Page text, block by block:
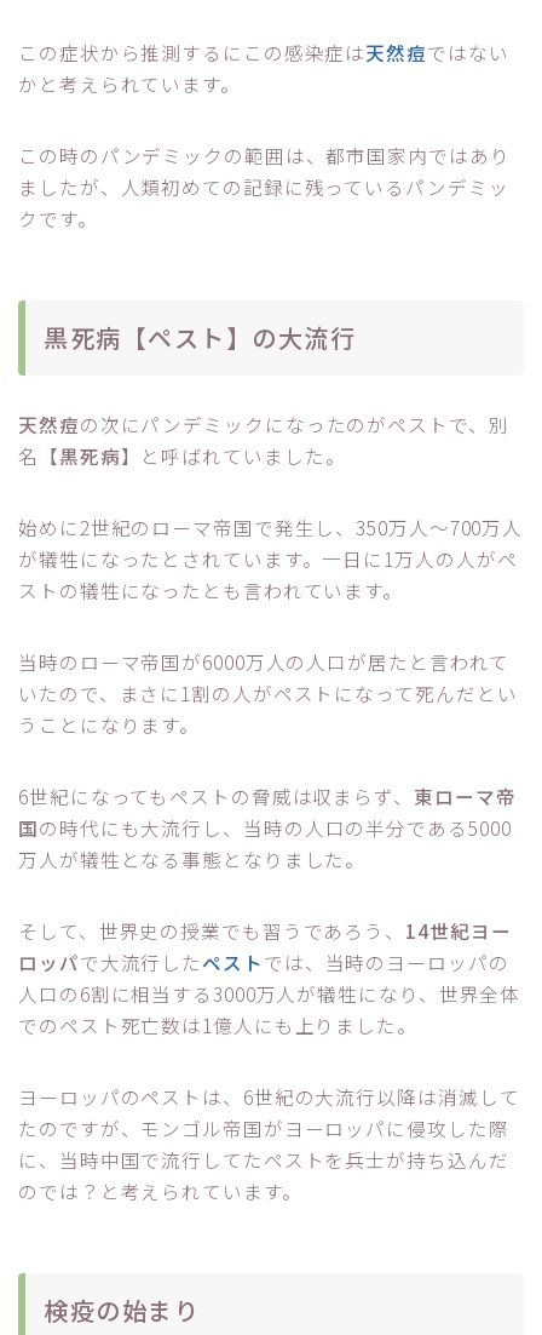
この症状から推測するにこの感染症は天然痘ではない
かと考えられています。
この時のパンデミックの範囲は、都市国家内ではあり
ましたが、人類初めての記録に残っているパンデミッ
クです。
黒死病【ペスト】の大流行
天然痘の次にパンデミックになったのがペストで、別
名【黒死病】と呼ばれていました。
始めに2世紀のローマ帝国で発生し、350万人～700万人
が犠牲になったとされています。一日に1万人の人がペ
ストの犠牲になったとも言われています。
当時のローマ帝国が6000万人の人口が居たと言われて
いたので、まさに1割の人がペストになって死んだとい
うことになります。
6世紀になってもペストの脅威は収まらず、 東ローマ帝
国の時代にも大流行し、当時の人口の半分である5000
万人が犠牲となる事態となりました。
そして、世界史の授業でも習うであろう、 14世紀ヨー
ロッパで大流行したペストでは、当時のヨーロッパの
人口の6割に相当する3000万人が犠牲になり、世界全体
でのペスト死亡数は1億人にも上りました。
ヨーロッパのペストは、6世紀の大流行以降は消滅して
たのですが、モンゴル帝国がヨーロッパに侵攻した際
に、当時中国で流行してたペストを兵士が持ち込んだ
のでは？と考えられています。
検疫の始まり